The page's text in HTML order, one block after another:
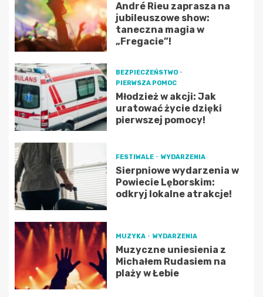
André Rieu zaprasza na
jubileuszowe show:
taneczna magia w
„Fregacie”!
BEZPIECZEŃSTWO
PIERWSZA POMOC
Młodzież w akcji: Jak
uratować życie dzięki
pierwszej pomocy!
FESTIWALE WYDARZENIA
Sierpniowe wydarzenia w
Powiecie Lęborskim:
odkryj lokalne atrakcje!
MUZYKA WYDARZENIA
Muzyczne uniesienia z
Michałem Rudasiem na
plaży w Łebie